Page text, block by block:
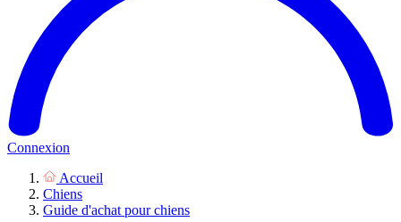
Connexion
Accueil
Chiens
Guide d'achat pour chiens